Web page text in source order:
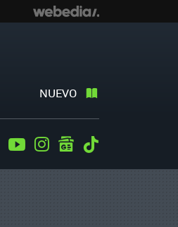
NUEVO
TwitterYoutubeInstagramgooglenews